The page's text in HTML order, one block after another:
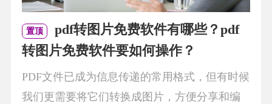
置顶
pdf转图片免费软件有哪些？pdf
转图片免费软件要如何操作？
PDF文件已成为信息传递的常用格式，但有时候
我们更需要将它们转换成图片，方便分享和编